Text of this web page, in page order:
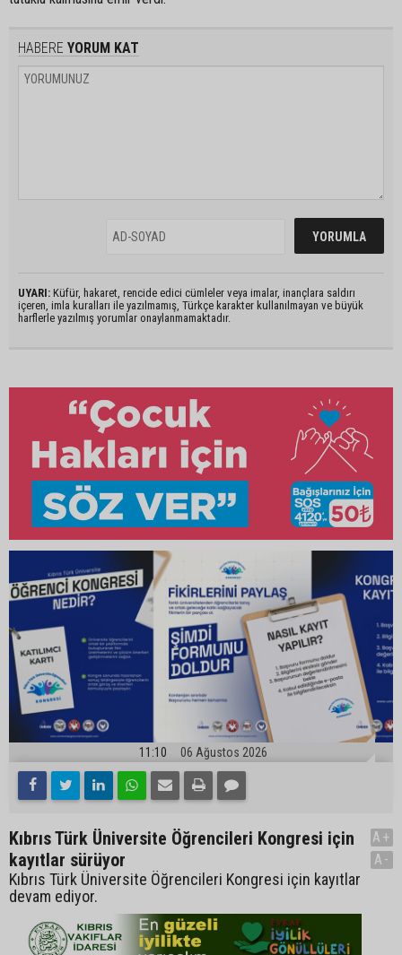
HABERE YORUM KAT
UYARI: Küfür, hakaret, rencide edici cümleler veya imalar, inançlara saldırı
içeren, imla kuralları ile yazılmamış, Türkçe karakter kullanılmayan ve büyük
harflerle yazılmış yorumlar onaylanmamaktadır.
11:10 06 Ağustos 2026
Kıbrıs Türk Üniversite Öğrencileri Kongresi için
kayıtlar sürüyor
Kıbrıs Türk Üniversite Öğrencileri Kongresi için kayıtlar
devam ediyor.
A+
A-